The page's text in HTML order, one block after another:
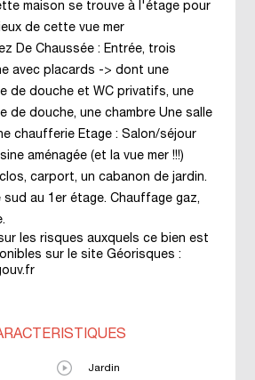
maison se trouve à l'étage pour
de cette vue mer
De Chaussée : Entrée, trois
avec placards -> dont une
de douche et WC privatifs, une
de douche, une chambre Une salle
chaufferie Etage : Salon/séjour
aménagée (et la vue mer !!!)
carport, un cabanon de jardin.
sud au 1er étage. Chauffage gaz,
les risques auxquels ce bien est
sur le site Géorisques :
Jardin